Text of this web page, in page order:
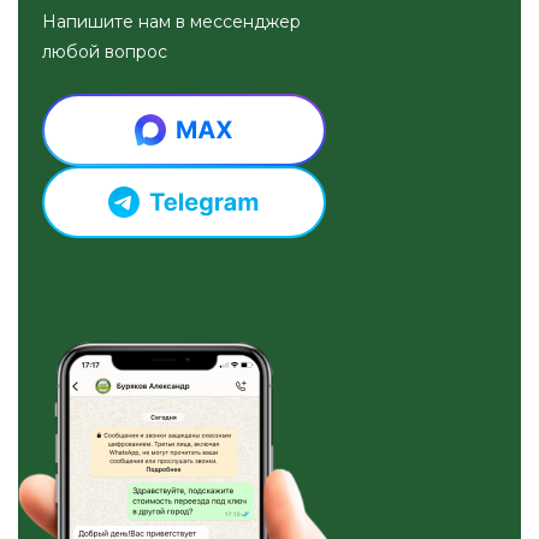
Напишите нам в мессенджер
любой вопрос